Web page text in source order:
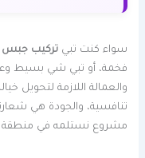
سواء كنت تبيتركيب جبس
فخمة، أو تبي شي بسيط
والعمالة اللازمة لتحويل
تنافسية، والجودة هي
مشروع نستلمه في منطقة